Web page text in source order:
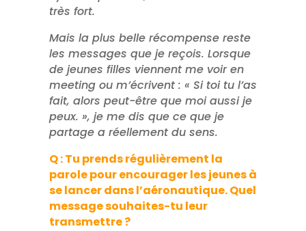
très fort.
Mais la plus belle récompense reste
les messages que je reçois. Lorsque
de jeunes filles viennent me voir en
meeting ou m’écrivent : « Si toi tu l’as
fait, alors peut-être que moi aussi je
peux. », je me dis que ce que je
partage a réellement du sens.
Q : Tu prends régulièrement la
parole pour encourager les jeunes à
se lancer dans l’aéronautique. Quel
message souhaites-tu leur
transmettre ?